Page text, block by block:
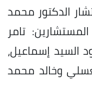
الدكتور محمد
تامر
إسماعيل،
وخالد محمد